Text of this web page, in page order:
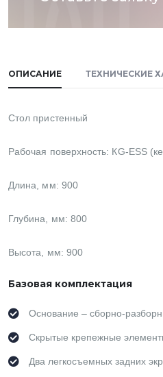
ОПИСАНИЕ ТЕХНИЧЕСКИЕ
Стол пристенный
Рабочая поверхность: КG-ESS
Длина, мм: 900
Глубина, мм: 800
Высота, мм: 900
Базовая комплектация
Основание – сборно-
Скрытые крепежные
Два легкосъемных задних